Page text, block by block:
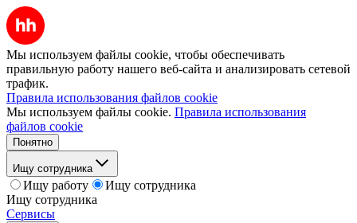
Мы используем файлы cookie, чтобы обеспечивать
правильную работу нашего веб-сайта и анализировать сетевой
трафик.
Правила использования файлов cookie
Мы используем файлы cookie. Правила использования
файлов cookie
Понятно
Ищу сотрудника
Ищу работу
Ищу сотрудника
Ищу сотрудника
Сервисы